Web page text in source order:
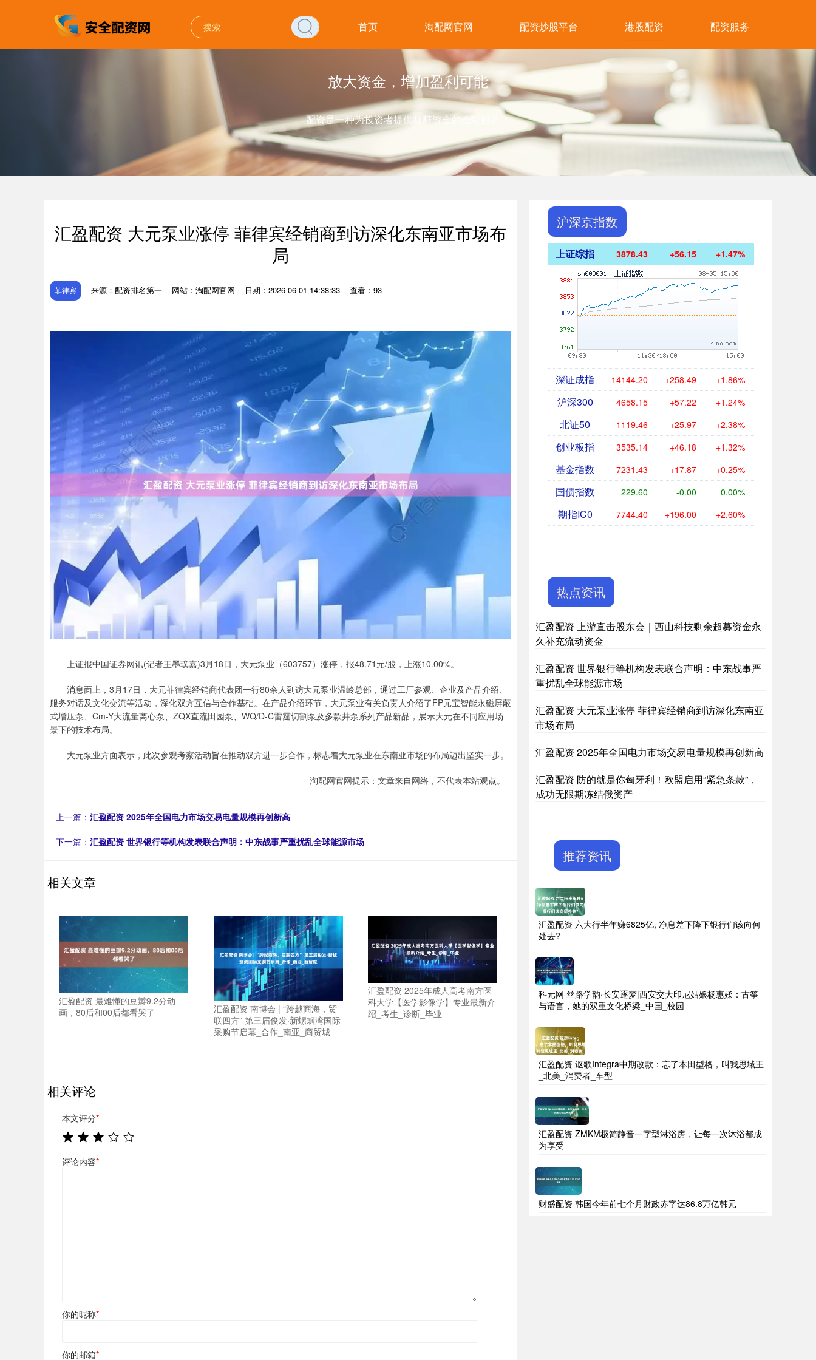
首页 淘配网官网 配资炒股平台 港股配资 配资服务
放大资金，增加盈利可能
配资是一种为投资者提供杠杆资金的金融服务！
汇盈配资 大元泵业涨停 菲律宾经销商到访深化东南亚市场布
局
菲律宾 来源：配资排名第一 网站：淘配网官网 日期：2026-06-01 14:38:33 查看：93
上证报中国证券网讯(记者王墨璞嘉)3月18日，大元泵业（603757）涨停，报48.71元/股，上涨10.00%。
消息面上，3月17日，大元菲律宾经销商代表团一行80余人到访大元泵业温岭总部，通过工厂参观、企业及产品介绍、
服务对话及文化交流等活动，深化双方互信与合作基础。在产品介绍环节，大元泵业有关负责人介绍了FP元宝智能永磁屏蔽
式增压泵、Cm-Y大流量离心泵、ZQX直流田园泵、WQ/D-C雷霆切割泵及多款井泵系列产品新品，展示大元在不同应用场
景下的技术布局。
大元泵业方面表示，此次参观考察活动旨在推动双方进一步合作，标志着大元泵业在东南亚市场的布局迈出坚实一步。
淘配网官网提示：文章来自网络，不代表本站观点。
上一篇： 汇盈配资 2025年全国电力市场交易电量规模再创新高
下一篇： 汇盈配资 世界银行等机构发表联合声明：中东战事严重扰乱全球能源市场
相关文章
汇盈配资 最难懂的豆瓣9.2分动
画，80后和00后都看哭了
汇盈配资 南博会 | “跨越商海，贸
联四方” 第三届俊发·新螺蛳湾国际
采购节启幕_合作_南亚_商贸城
汇盈配资 2025年成人高考南方医
科大学【医学影像学】专业最新介
绍_考生_诊断_毕业
相关评论
本文评分*
评论内容*
你的昵称*
你的邮箱*
沪深京指数
上证综指 3878.43 +56.15 +1.47%
深证成指 14144.20 +258.49 +1.86%
沪深300 4658.15 +57.22 +1.24%
北证50 1119.46 +25.97 +2.38%
创业板指 3535.14 +46.18 +1.32%
基金指数 7231.43 +17.87 +0.25%
国债指数 229.60 -0.00 0.00%
期指IC0 7744.40 +196.00 +2.60%
热点资讯
汇盈配资 上游直击股东会｜西山科技剩余超募资金永
久补充流动资金
汇盈配资 世界银行等机构发表联合声明：中东战事严
重扰乱全球能源市场
汇盈配资 大元泵业涨停 菲律宾经销商到访深化东南亚
市场布局
汇盈配资 2025年全国电力市场交易电量规模再创新高
汇盈配资 防的就是你匈牙利！欧盟启用“紧急条款”，
成功无限期冻结俄资产
推荐资讯
汇盈配资 六大行半年赚6825亿, 净息差下降下银行们该向何
处去?
科元网 丝路学韵·长安逐梦|西安交大印尼姑娘杨惠媃：古筝
与语言，她的双重文化桥梁_中国_校园
汇盈配资 讴歌Integra中期改款：忘了本田型格，叫我思域王
_北美_消费者_车型
汇盈配资 ZMKM极简静音一字型淋浴房，让每一次沐浴都成
为享受
财盛配资 韩国今年前七个月财政赤字达86.8万亿韩元